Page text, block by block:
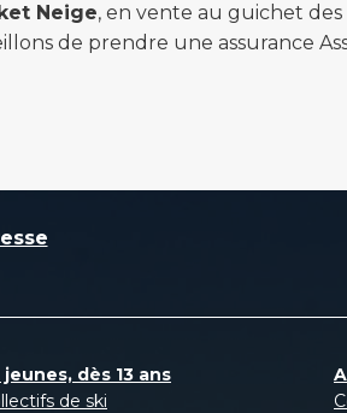
Neige, en vente au guichet
de prendre une assurance
dès 13 ans
de ski